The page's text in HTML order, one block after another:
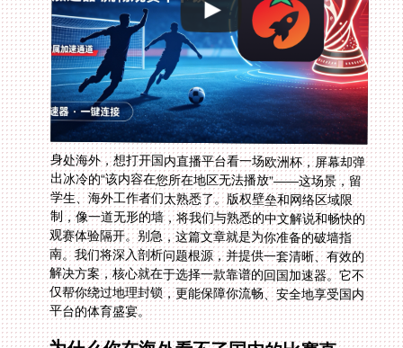
身处海外，想打开国内直播平台看一场欧洲杯，屏幕却弹
出冰冷的“该内容在您所在地区无法播放”——这场景，留
学生、海外工作者们太熟悉了。版权壁垒和网络区域限
制，像一道无形的墙，将我们与熟悉的中文解说和畅快的
观赛体验隔开。别急，这篇文章就是为你准备的破墙指
南。我们将深入剖析问题根源，并提供一套清晰、有效的
解决方案，核心就在于选择一款靠谱的回国加速器。它不
仅帮你绕过地理封锁，更能保障你流畅、安全地享受国内
平台的体育盛宴。